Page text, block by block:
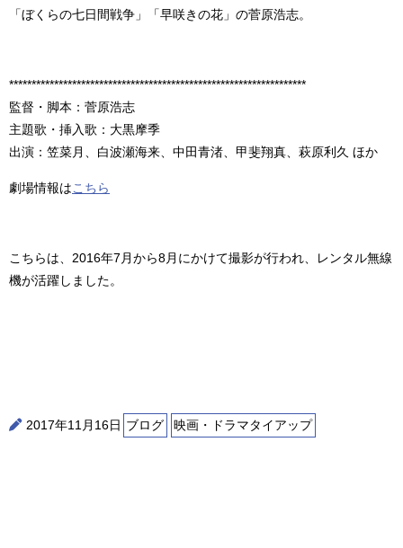
「ぼくらの七日間戦争」「早咲きの花」の菅原浩志。
******************************************************************
監督・脚本：菅原浩志
主題歌・挿入歌：大黒摩季
出演：笠菜月、白波瀬海来、中田青渚、甲斐翔真、萩原利久 ほか
劇場情報はこちら
こちらは、2016年7月から8月にかけて撮影が行われ、レンタル無線
機が活躍しました。
2017年11月16日 ブログ 映画・ドラマタイアップ